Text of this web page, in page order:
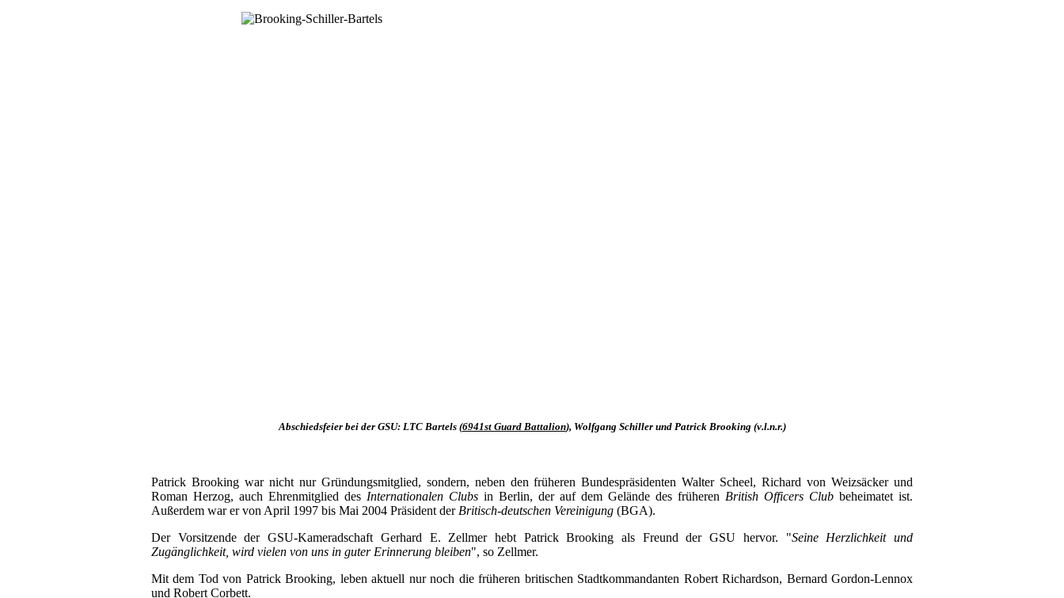
Abschiedsfeier bei der GSU: LTC Bartels (6941st Guard Battalion), Wolfgang Schiller und Patrick Brooking (v.l.n.r.)
Patrick Brooking war nicht nur Gründungsmitglied, sondern, neben den früheren Bundespräsidenten Walter Scheel, Richard von Weizsäcker und
Roman Herzog, auch Ehrenmitglied des Internationalen Clubs in Berlin, der auf dem Gelände des früheren British Officers Club beheimatet ist.
Außerdem war er von April 1997 bis Mai 2004 Präsident der Britisch-deutschen Vereinigung (BGA).
Der Vorsitzende der GSU-Kameradschaft Gerhard E. Zellmer hebt Patrick Brooking als Freund der GSU hervor. "Seine Herzlichkeit und
Zugänglichkeit, wird vielen von uns in guter Erinnerung bleiben", so Zellmer.
Mit dem Tod von Patrick Brooking, leben aktuell nur noch die früheren britischen Stadtkommandanten Robert Richardson, Bernard Gordon-Lennox
und Robert Corbett.